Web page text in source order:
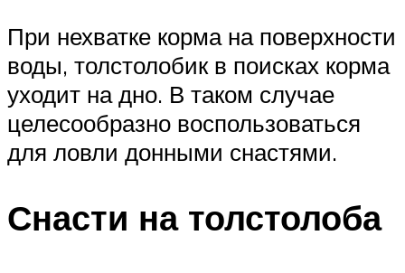
При нехватке корма на поверхности
воды, толстолобик в поисках корма
уходит на дно. В таком случае
целесообразно воспользоваться
для ловли донными снастями.
Снасти на толстолоба